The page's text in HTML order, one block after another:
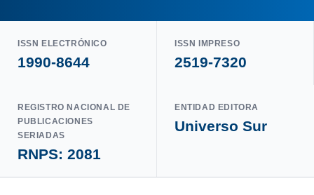
ISSN ELECTRÓNICO
1990-8644
ISSN IMPRESO
2519-7320
REGISTRO NACIONAL DE
PUBLICACIONES
SERIADAS
RNPS: 2081
ENTIDAD EDITORA
Universo Sur